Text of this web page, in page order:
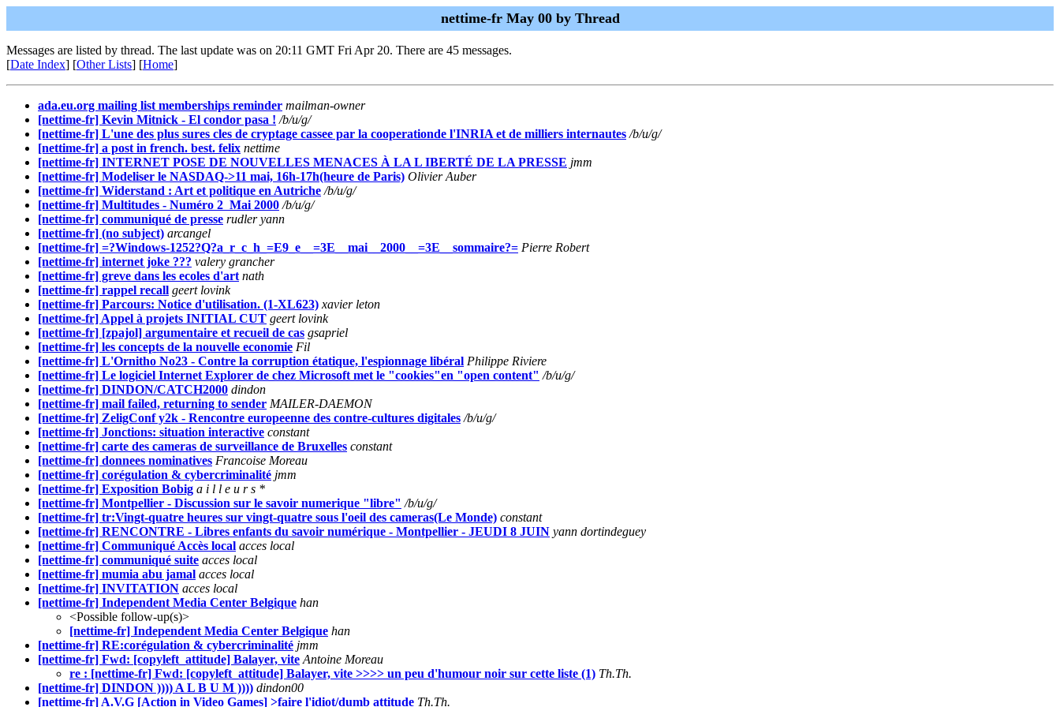
nettime-fr May 00 by Thread
Messages are listed by thread. The last update was on 20:11 GMT Fri Apr 20. There are 45 messages.
[Date Index] [Other Lists] [Home]
ada.eu.org mailing list memberships reminder mailman-owner
[nettime-fr] Kevin Mitnick - El condor pasa ! /b/u/g/
[nettime-fr] L'une des plus sures cles de cryptage cassee par la cooperationde l'INRIA et de milliers internautes /b/u/g/
[nettime-fr] a post in french. best. felix nettime
[nettime-fr] INTERNET POSE DE NOUVELLES MENACES À LA L IBERTÉ DE LA PRESSE jmm
[nettime-fr] Modeliser le NASDAQ->11 mai, 16h-17h(heure de Paris) Olivier Auber
[nettime-fr] Widerstand : Art et politique en Autriche /b/u/g/
[nettime-fr] Multitudes - Numéro 2 ­ Mai 2000 /b/u/g/
[nettime-fr] communiqué de presse rudler yann
[nettime-fr] (no subject) arcangel
[nettime-fr] =?Windows-1252?Q?a_r_c_h_=E9_e__=3E__mai__2000__=3E__sommaire?= Pierre Robert
[nettime-fr] internet joke ??? valery grancher
[nettime-fr] greve dans les ecoles d'art nath
[nettime-fr] rappel recall geert lovink
[nettime-fr] Parcours: Notice d'utilisation. (1-XL623) xavier leton
[nettime-fr] Appel à projets INITIAL CUT geert lovink
[nettime-fr] [zpajol] argumentaire et recueil de cas gsapriel
[nettime-fr] les concepts de la nouvelle economie Fil
[nettime-fr] L'Ornitho No23 - Contre la corruption étatique, l'espionnage libéral Philippe Riviere
[nettime-fr] Le logiciel Internet Explorer de chez Microsoft met le "cookies"en "open content" /b/u/g/
[nettime-fr] DINDON/CATCH2000 dindon
[nettime-fr] mail failed, returning to sender MAILER-DAEMON
[nettime-fr] ZeligConf y2k - Rencontre europeenne des contre-cultures digitales /b/u/g/
[nettime-fr] Jonctions: situation interactive constant
[nettime-fr] carte des cameras de surveillance de Bruxelles constant
[nettime-fr] donnees nominatives Francoise Moreau
[nettime-fr] corégulation & cybercriminalité jmm
[nettime-fr] Exposition Bobig a i l l e u r s *
[nettime-fr] Montpellier - Discussion sur le savoir numerique "libre" /b/u/g/
[nettime-fr] tr:Vingt-quatre heures sur vingt-quatre sous l'oeil des cameras(Le Monde) constant
[nettime-fr] RENCONTRE - Libres enfants du savoir numérique - Montpellier - JEUDI 8 JUIN yann dortindeguey
[nettime-fr] Communiqué Accès local acces local
[nettime-fr] communiqué suite acces local
[nettime-fr] mumia abu jamal acces local
[nettime-fr] INVITATION acces local
[nettime-fr] Independent Media Center Belgique han
<Possible follow-up(s)>
[nettime-fr] Independent Media Center Belgique han
[nettime-fr] RE:corégulation & cybercriminalité jmm
[nettime-fr] Fwd: [copyleft_attitude] Balayer, vite Antoine Moreau
re : [nettime-fr] Fwd: [copyleft_attitude] Balayer, vite >>>> un peu d'humour noir sur cette liste (1) Th.Th.
[nettime-fr] DINDON )))) A L B U M )))) dindon00
[nettime-fr] A.V.G [Action in Video Games] >faire l'idiot/dumb attitude Th.Th.